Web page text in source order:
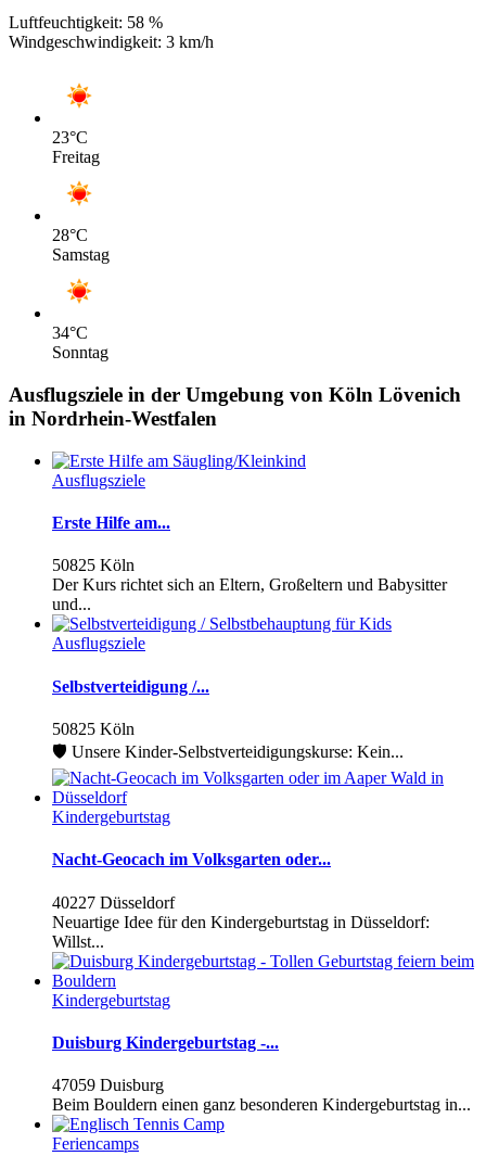
Luftfeuchtigkeit: 58 %
Windgeschwindigkeit: 3 km/h
23°C
Freitag
28°C
Samstag
34°C
Sonntag
Ausflugsziele in der Umgebung von Köln Lövenich
in Nordrhein-Westfalen
Ausflugsziele
Erste Hilfe am...
50825 Köln
Der Kurs richtet sich an Eltern, Großeltern und Babysitter
und...
Ausflugsziele
Selbstverteidigung /...
50825 Köln
🛡️ Unsere Kinder-Selbstverteidigungskurse: Kein...
Kindergeburtstag
Nacht-Geocach im Volksgarten oder...
40227 Düsseldorf
Neuartige Idee für den Kindergeburtstag in Düsseldorf:
Willst...
Kindergeburtstag
Duisburg Kindergeburtstag -...
47059 Duisburg
Beim Bouldern einen ganz besonderen Kindergeburtstag in...
Feriencamps